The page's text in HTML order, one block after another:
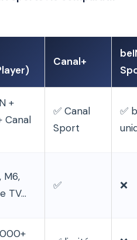
Canal+
+
Canal
✅ Canal
Sport
✅
M6,
TV…
✅ ❌